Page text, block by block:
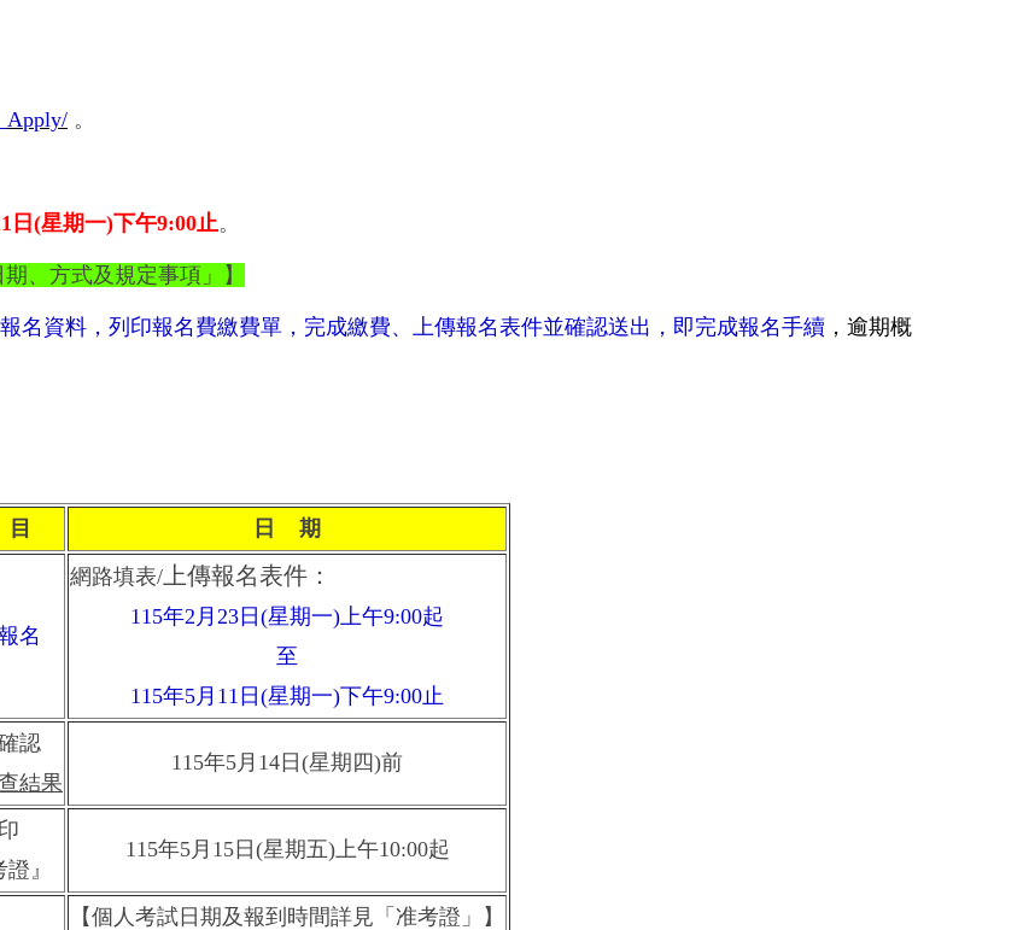
。
日(星期一)下午9:00止。
、方式及規定事項」】
名資料，列印報名費繳費單，完成繳費、上傳報名表件並確認送出，即完成報名手續 ，逾期概
日 期
名
網路填表/ 上傳報名表件：
115年2月23日(星期一)上午9:00起
至
115年5月11日(星期一)下午9:00止
認
結果
115年5月14日(星期四)前
證』
115年5月15日(星期五)上午10:00起
【個人考試日期及報到時間詳見「准考證」】